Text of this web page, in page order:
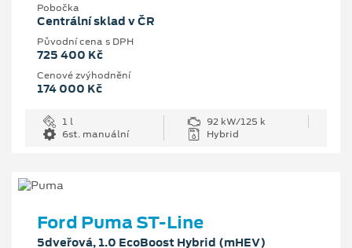
Pobočka
Centrální sklad v ČR
Původní cena s DPH
725 400 Kč
Cenové zvýhodnění
174 000 Kč
1 l
92 kW/125 k
6st. manuální
Hybrid
Ford Puma ST-Line
5dveřová, 1.0 EcoBoost Hybrid (mHEV)